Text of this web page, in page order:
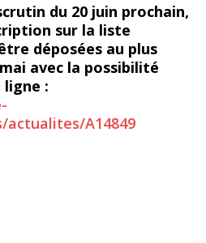
du 20 juin prochain,
sur la liste
déposées au plus
avec la possibilité
ligne :
A14849